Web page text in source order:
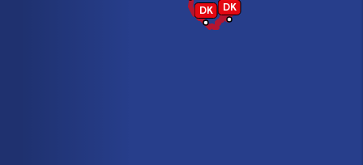
DK
DK